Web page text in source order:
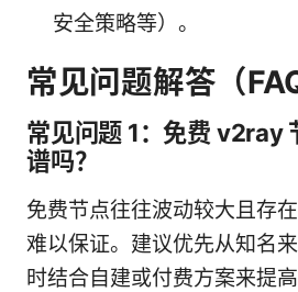
安全策略等）。
常见问题解答（
常见问题 1：免费 v2ray
谱吗？
免费节点往往波动较大且存
难以保证。建议优先从知名
时结合自建或付费方案来提